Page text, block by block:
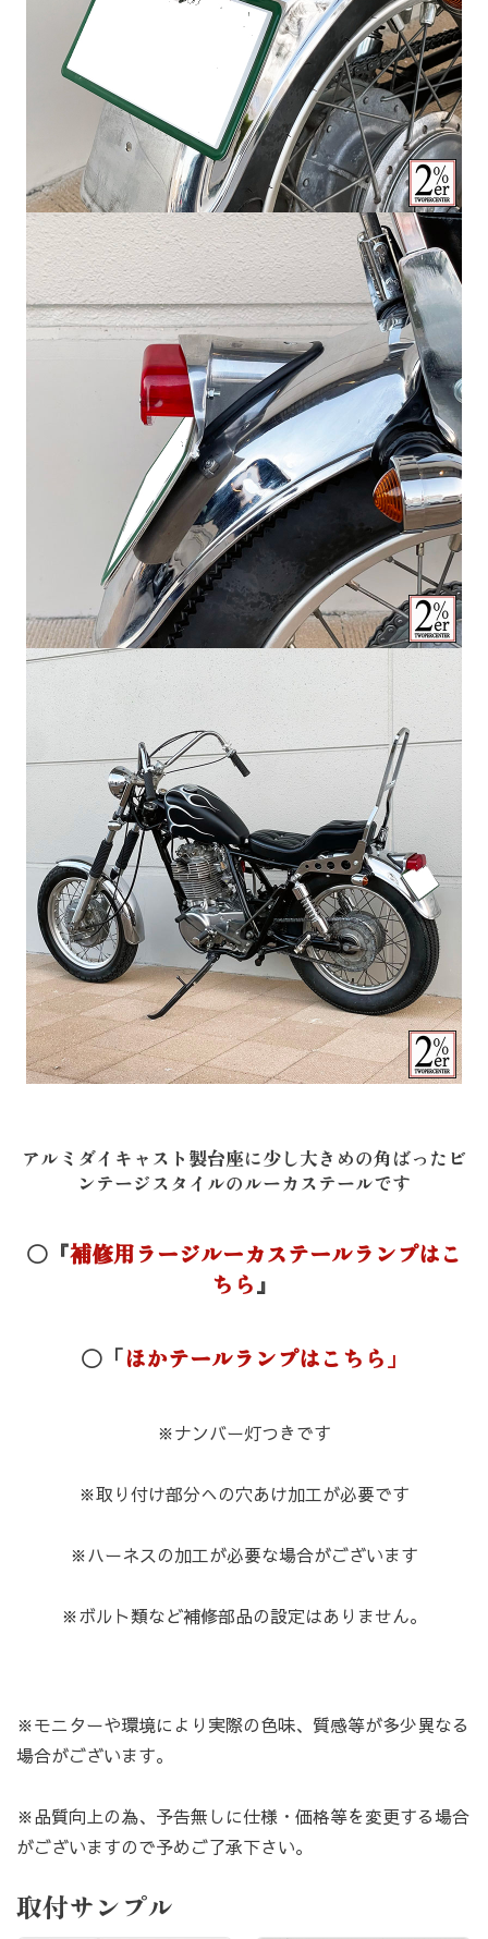
お買い物を続ける カートへ進む
アルミダイキャスト製台座に少し大きめの角ばったビ
ンテージスタイルのルーカステールです
〇『補修用ラージルーカステールランプはこ
ちら』
〇「ほかテールランプはこちら」
※ナンバー灯つきです
※取り付け部分への穴あけ加工が必要です
※ハーネスの加工が必要な場合がございます
※ボルト類など補修部品の設定はありません。
※モニターや環境により実際の色味、質感等が多少異なる
場合がございます。
※品質向上の為、予告無しに仕様・価格等を変更する場合
がございますので予めご了承下さい。
取付サンプル